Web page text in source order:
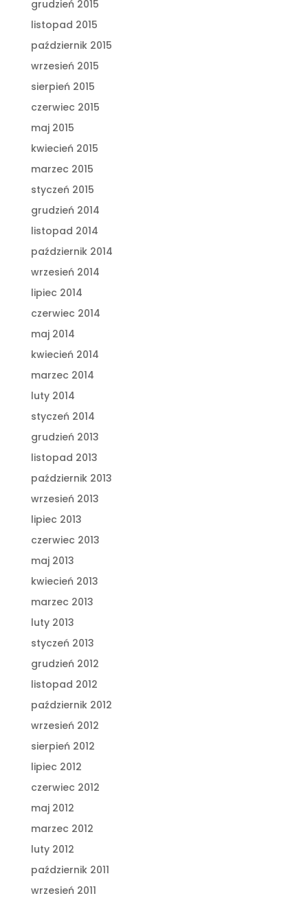
grudzień 2015
listopad 2015
październik 2015
wrzesień 2015
sierpień 2015
czerwiec 2015
maj 2015
kwiecień 2015
marzec 2015
styczeń 2015
grudzień 2014
listopad 2014
październik 2014
wrzesień 2014
lipiec 2014
czerwiec 2014
maj 2014
kwiecień 2014
marzec 2014
luty 2014
styczeń 2014
grudzień 2013
listopad 2013
październik 2013
wrzesień 2013
lipiec 2013
czerwiec 2013
maj 2013
kwiecień 2013
marzec 2013
luty 2013
styczeń 2013
grudzień 2012
listopad 2012
październik 2012
wrzesień 2012
sierpień 2012
lipiec 2012
czerwiec 2012
maj 2012
marzec 2012
luty 2012
październik 2011
wrzesień 2011